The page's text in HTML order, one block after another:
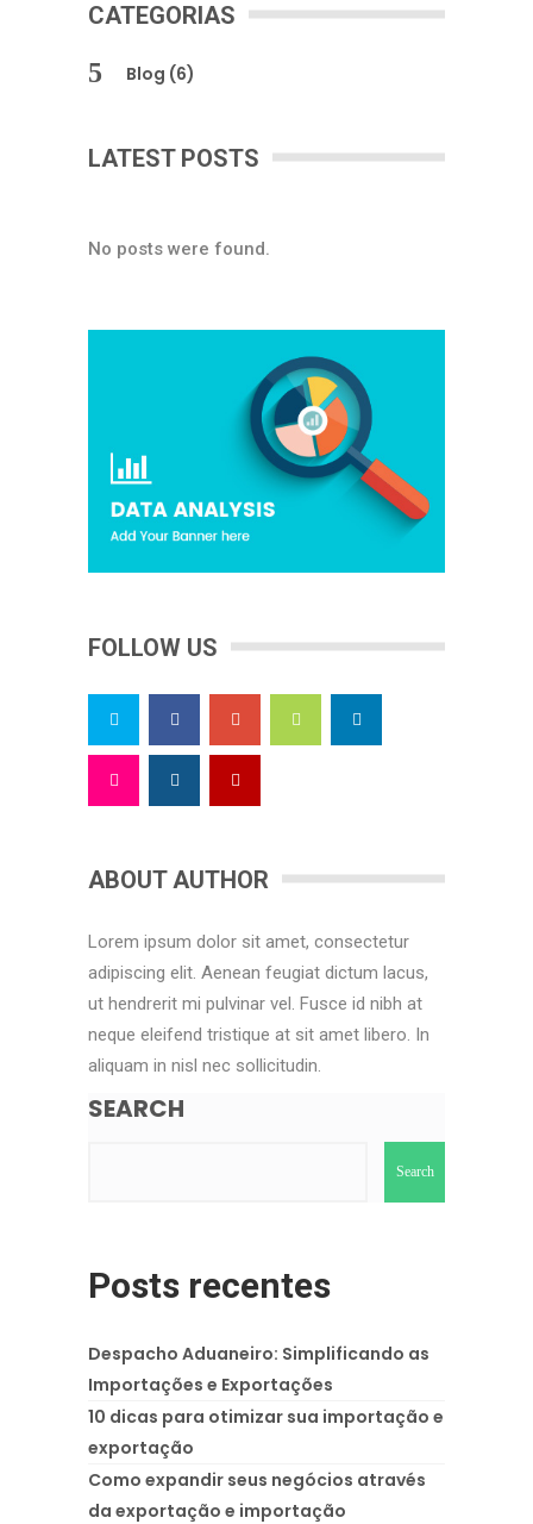
CATEGORIAS
Blog (6)
LATEST POSTS
No posts were found.
FOLLOW US
ABOUT AUTHOR
Lorem ipsum dolor sit amet, consectetur
adipiscing elit. Aenean feugiat dictum lacus,
ut hendrerit mi pulvinar vel. Fusce id nibh at
neque eleifend tristique at sit amet libero. In
aliquam in nisl nec sollicitudin.
SEARCH
Search
Posts recentes
Despacho Aduaneiro: Simplificando as
Importações e Exportações
10 dicas para otimizar sua importação e
exportação
Como expandir seus negócios através
da exportação e importação